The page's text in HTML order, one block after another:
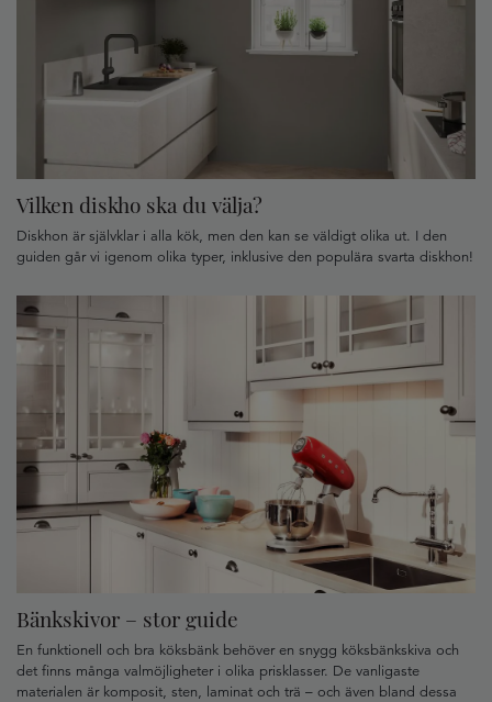
Vilken diskho ska du välja?
Diskhon är självklar i alla kök, men den kan se väldigt olika ut. I den
guiden går vi igenom olika typer, inklusive den populära svarta diskhon!
Bänkskivor – stor guide
En funktionell och bra köksbänk behöver en snygg köksbänkskiva och
det finns många valmöjligheter i olika prisklasser. De vanligaste
materialen är komposit, sten, laminat och trä – och även bland dessa